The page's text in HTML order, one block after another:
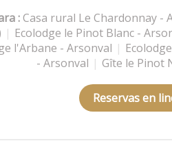
: Casa rural Le Chardonnay -
| Ecolodge le Pinot Blanc -
l'Arbane - Arsonval |
- Arsonval | Gîte le Pinot
Reservas en